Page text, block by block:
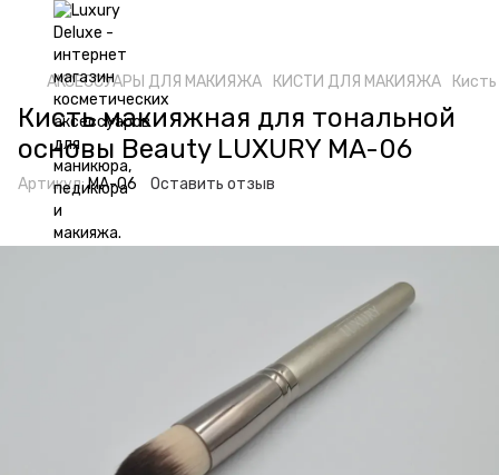
АКСЕССУАРЫ ДЛЯ МАКИЯЖА КИСТИ ДЛЯ МАКИЯЖА
Кисть макияжная для тональной
основы Beauty LUXURY MA-06
Артикул:MA-06 Оставить отзыв